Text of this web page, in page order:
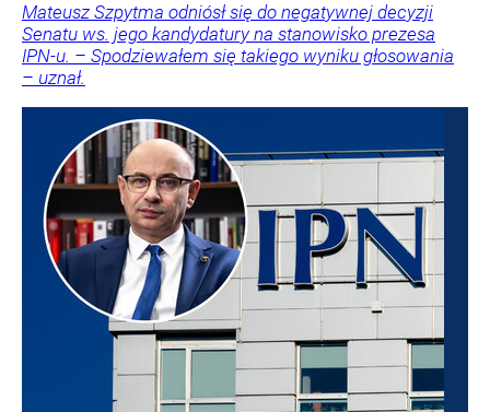
Mateusz Szpytma odniósł się do negatywnej decyzji
Senatu ws. jego kandydatury na stanowisko prezesa
IPN-u. – Spodziewałem się takiego wyniku głosowania
– uznał.